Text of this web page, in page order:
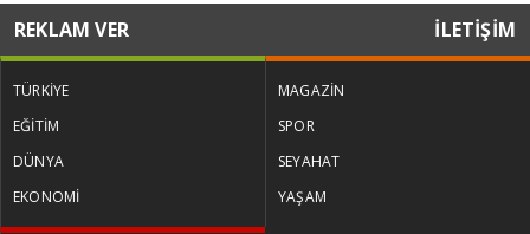
REKLAM VER İLETİŞİM
TÜRKİYE
EĞİTİM
DÜNYA
EKONOMİ
MAGAZİN
SPOR
SEYAHAT
YAŞAM